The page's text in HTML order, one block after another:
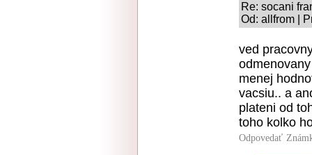
Re: socani
Od: allfrom |
ved
menej
vacsiu.. a
plateni od
toho kolko
Odpovedať